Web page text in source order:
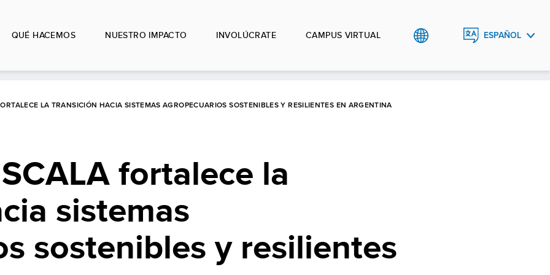
QUÉ HACEMOS NUESTRO IMPACTO INVOLÚCRATE CAMPUS VIRTUAL ESPAÑOL
LA TRANSICIÓN HACIA SISTEMAS AGROPECUARIOS SOSTENIBLES Y RESILIENTES EN ARGENTINA
fortalece la
sistemas
sostenibles y resilientes